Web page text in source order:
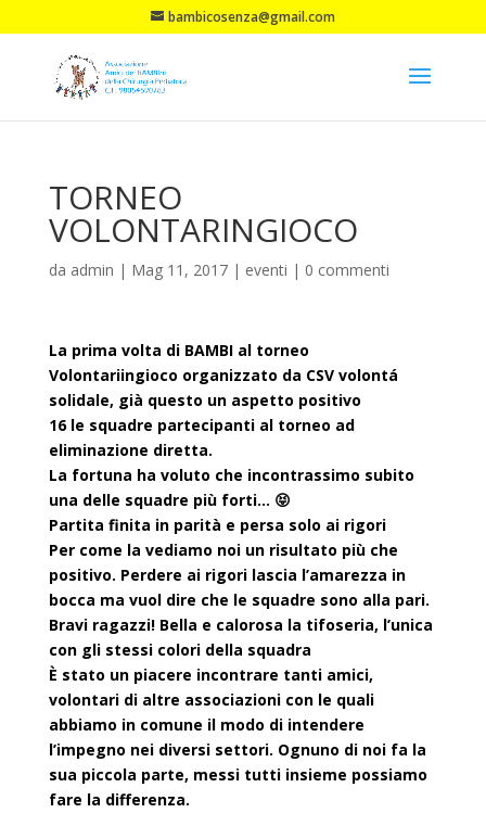
bambicosenza@gmail.com
TORNEO
VOLONTARINGIOCO
da admin | Mag 11, 2017| eventi | 0 commenti
La prima volta di BAMBI al torneo
Volontariingioco organizzato da CSV volontá
solidale, già questo un aspetto positivo
16 le squadre partecipanti al torneo ad
eliminazione diretta.
La fortuna ha voluto che incontrassimo subito
una delle squadre più forti… 😝
Partita finita in parità e persa solo ai rigori
Per come la vediamo noi un risultato più che
positivo. Perdere ai rigori lascia l’amarezza in
bocca ma vuol dire che le squadre sono alla pari.
Bravi ragazzi! Bella e calorosa la tifoseria, l’unica
con gli stessi colori della squadra
È stato un piacere incontrare tanti amici,
volontari di altre associazioni con le quali
abbiamo in comune il modo di intendere
l’impegno nei diversi settori. Ognuno di noi fa la
sua piccola parte, messi tutti insieme possiamo
fare la differenza.